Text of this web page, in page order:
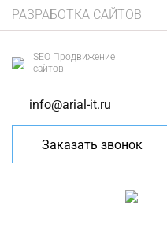
РАЗРАБОТКА САЙТОВ
SEO Продвижение
сайтов
info@arial-it.ru
Заказать звонок